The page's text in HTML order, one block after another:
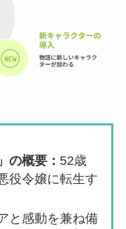
の概要： 52歳
役令嬢に転生す
と感動を兼ね備